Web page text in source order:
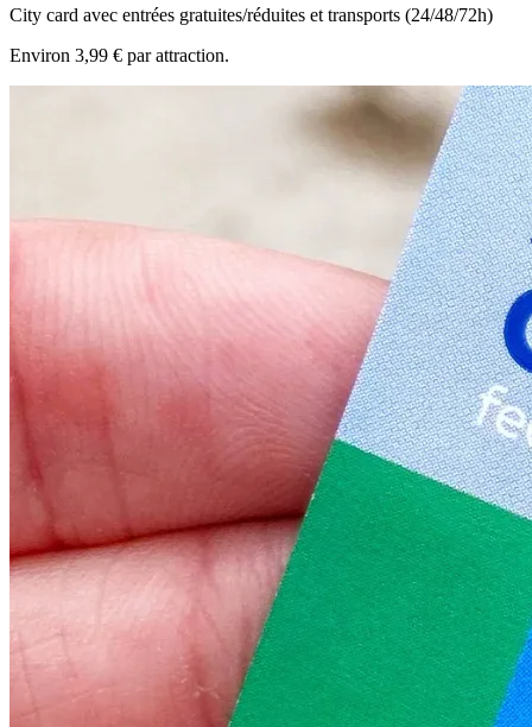
City card avec entrées gratuites/réduites et transports (24/48/72h)
Environ 3,99 € par attraction.